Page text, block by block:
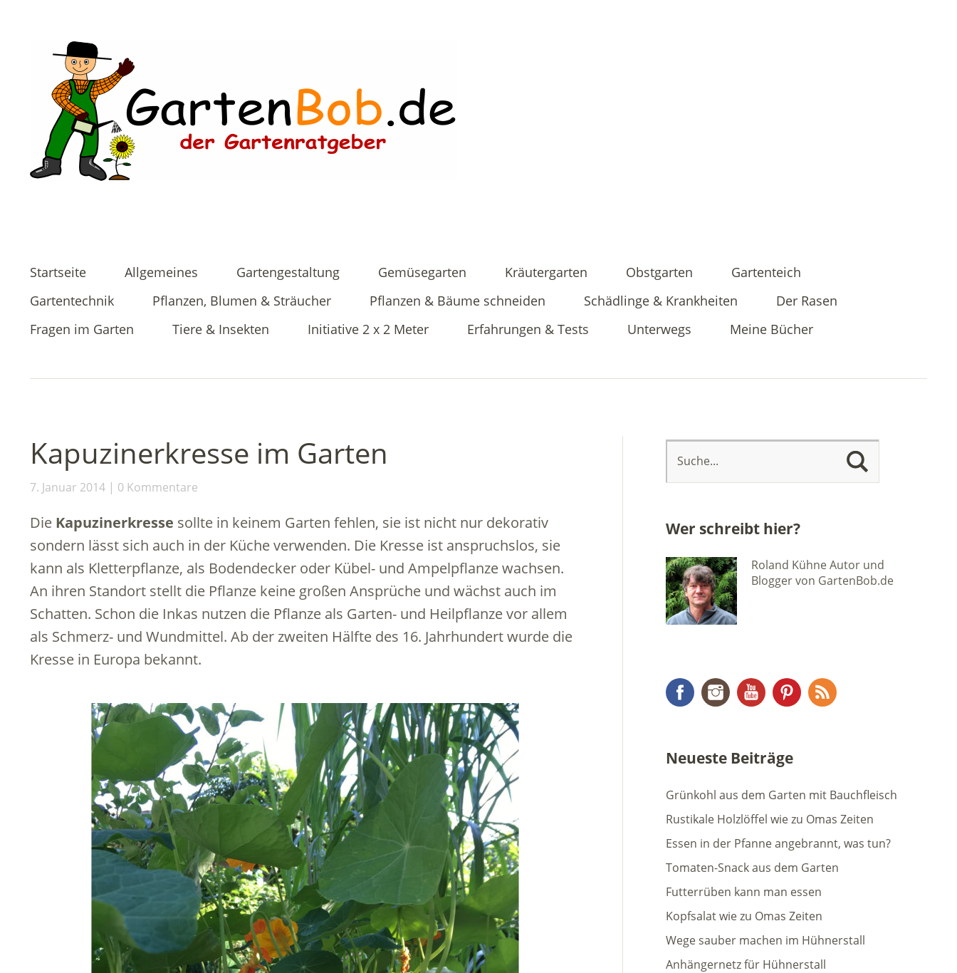
Startseite Allgemeines Gartengestaltung Gemüsegarten Kräutergarten Obstgarten
Gartenteich
Gartentechnik
Pflanzen, Blumen & Sträucher Pflanzen & Bäume schneiden Schädlinge & Krankheiten
Der Rasen
Fragen im Garten
Tiere & Insekten Initiative 2 x 2 Meter Erfahrungen & Tests Unterwegs Meine Bücher
Kapuzinerkresse im Garten
7. Januar 2014 0 Kommentare
Die Kapuzinerkresse sollte in keinem Garten fehlen, sie ist nicht nur dekorativ
sondern lässt sich auch in der Küche verwenden. Die Kresse ist anspruchslos, sie
kann als Kletterpflanze, als Bodendecker oder Kübel- und Ampelpflanze wachsen.
An ihren Standort stellt die Pflanze keine großen Ansprüche und wächst auch im
Schatten. Schon die Inkas nutzen die Pflanze als Garten- und Heilpflanze vor allem
als Schmerz- und Wundmittel. Ab der zweiten Hälfte des 16. Jahrhundert wurde die
Kresse in Europa bekannt.
Wer schreibt hier?
Roland Kühne Autor und
Blogger von GartenBob.de
FacebookInstagramYouTubePinterestRSS Feed
Neueste Beiträge
Grünkohl aus dem Garten mit Bauchfleisch
Rustikale Holzlöffel wie zu Omas Zeiten
Essen in der Pfanne angebrannt, was tun?
Tomaten-Snack aus dem Garten
Futterrüben kann man essen
Kopfsalat wie zu Omas Zeiten
Wege sauber machen im Hühnerstall
Anhängernetz für Hühnerstall